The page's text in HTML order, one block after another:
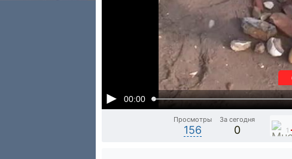
00:00
Просмотры
156
За сегодня
0 1